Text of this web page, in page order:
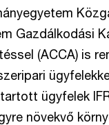
Gazdálkodási
(ACCA) is
ügyfelek
növekvő